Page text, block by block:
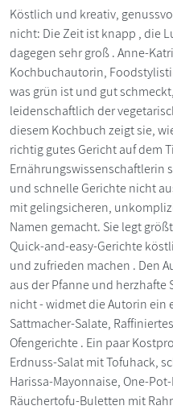
Köstlich und kreativ,
nicht: Die Zeit ist knapp , die
dagegen sehr groß . Anne-
Kochbuchautorin,
was grün ist und gut
leidenschaftlich der
diesem Kochbuch zeigt sie,
richtig gutes Gericht auf dem
Ernährungswissenschaftlerin
und schnelle Gerichte nicht
mit gelingsicheren,
Namen gemacht. Sie legt
Quick-and-easy-Gerichte
und zufrieden machen . Den
aus der Pfanne und herzhafte
nicht - widmet die Autorin ein
Sattmacher-Salate,
Ofengerichte . Ein paar
Erdnuss-Salat mit Tofuhack,
Harissa-Mayonnaise, One-
Räuchertofu-Buletten mit